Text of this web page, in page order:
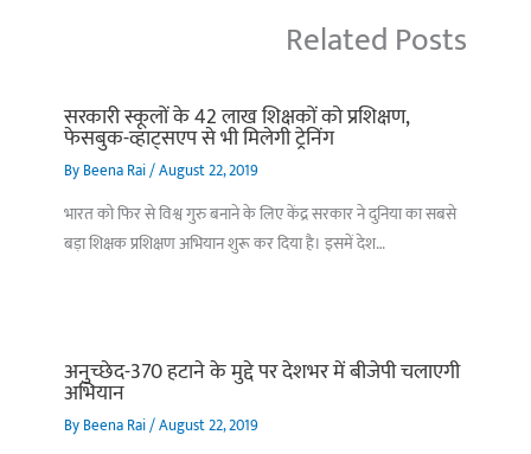
Related Posts
सरकारी स्कूलों के 42 लाख शिक्षकों को प्रशिक्षण,
फेसबुक-व्हाट्सएप से भी मिलेगी ट्रेनिंग
ByBeena Rai/August 22, 2019
भारत को फिर से विश्व गुरु बनाने के लिए केंद्र सरकार ने दुनिया का सबसे
बड़ा शिक्षक प्रशिक्षण अभियान शुरू कर दिया है। इसमें देश…
अनुच्छेद-370 हटाने के मुद्दे पर देशभर में बीजेपी चलाएगी
अभियान
ByBeena Rai/August 22, 2019